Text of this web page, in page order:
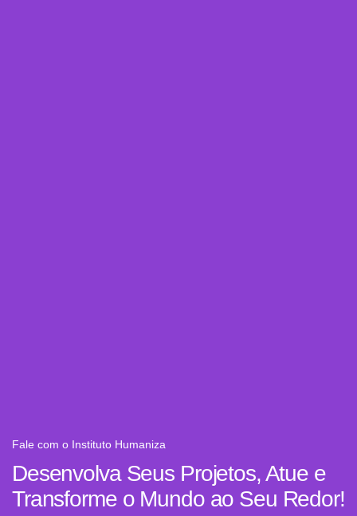
Fale com o Instituto Humaniza
Desenvolva Seus Projetos, Atue e
Transforme o Mundo ao Seu Redor!